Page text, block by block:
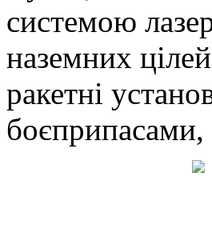
системою
наземних
ракетні
боєприпасами,